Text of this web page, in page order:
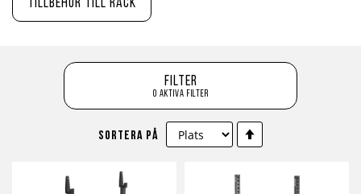
Tillbehör till Rack
Filter
0 aktiva filter
Sortera på
Sätt